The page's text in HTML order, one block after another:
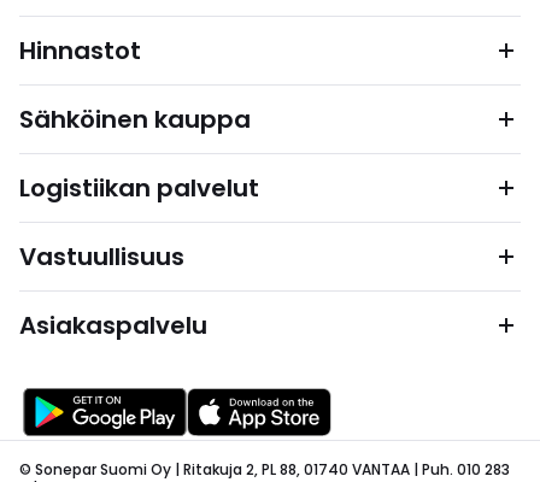
Hinnastot
Sähköinen kauppa
Logistiikan palvelut
Vastuullisuus
Asiakaspalvelu
© Sonepar Suomi Oy | Ritakuja 2, PL 88, 01740 VANTAA | Puh. 010 283